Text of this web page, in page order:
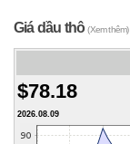
Giá dầu thô(Xem thêm)
$78.18
2026.08.09